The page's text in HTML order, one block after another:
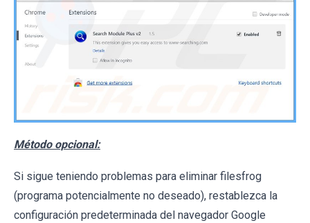
Método opcional:
Si sigue teniendo problemas para eliminar filesfrog
(programa potencialmente no deseado), restablezca la
configuración predeterminada del navegador Google